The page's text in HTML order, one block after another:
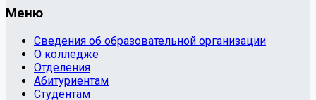
Меню
Сведения об образовательной организации
О колледже
Отделения
Абитуриентам
Студентам